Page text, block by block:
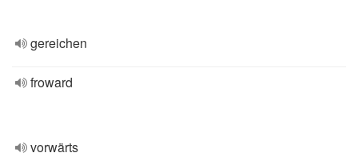
gereichen
froward
vorwärts